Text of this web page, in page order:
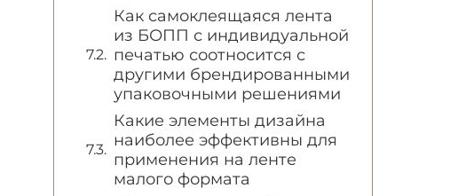
Как самоклеящаяся лента
из БОПП с индивидуальной
печатью соотносится с
другими брендированными
упаковочными решениями
Какие элементы дизайна
наиболее эффективны для
применения на ленте
малого формата